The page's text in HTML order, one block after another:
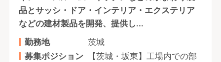
品とサッシ・ドア・インテリア・エクステリア
などの建材製品を開発、提供し...
勤務地
茨城
募集ポジション
【茨城・坂東】工場内での部